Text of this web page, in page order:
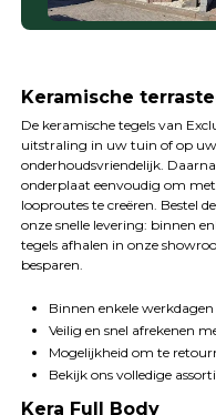
Keramische
De keramische tegels van
uitstraling in uw tuin of op
onderhoudsvriendelijk.
onderplaat eenvoudig om
looproutes te creëren. Bestel
onze snelle levering: binnen
tegels afhalen in onze
besparen.
Binnen enkele
Veilig en snel afrekenen
Mogelijkheid om te
Bekijk ons volledige
Kera Full Body